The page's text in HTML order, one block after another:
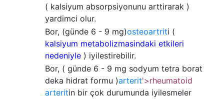
( kalsiyum absorpsiyonunu arttirarak )
yardimci olur.
Bor, (günde 6 - 9 mg)osteoartriti (
kalsiyum metabolizmasindaki etkileri
nedeniyle ) iyilestirebilir.
Bor, ( günde 6 - 9 mg sodyum tetra borat
deka hidrat formu )arterit'>rheumatoid
arteritin bir çok durumunda iyilesmeler